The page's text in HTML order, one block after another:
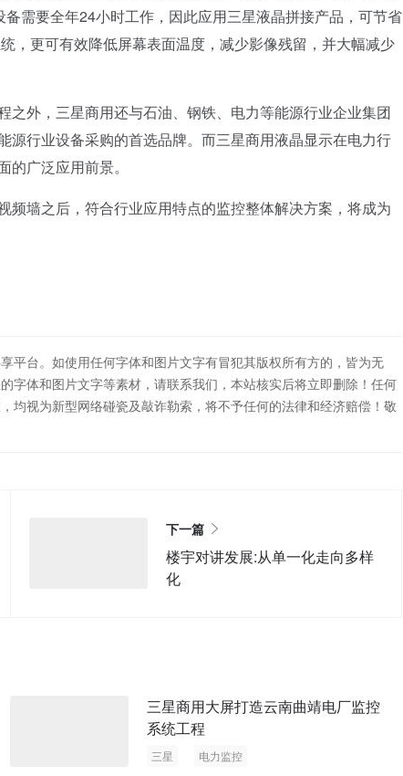
需要全年24小时工作，因此应用三星液晶拼接产品，可节省
，更可有效降低屏幕表面温度，减少影像残留，并大幅减少
外，三星商用还与石油、钢铁、电力等能源行业企业集团
行业设备采购的首选品牌。而三星商用液晶显示在电力行
广泛应用前景。
墙之后，符合行业应用特点的监控整体解决方案，将成为
平台。如使用任何字体和图片文字有冒犯其版权所有方的，皆为无
字体和图片文字等素材，请联系我们，本站核实后将立即删除！任何
均视为新型网络碰瓷及敲诈勒索，将不予任何的法律和经济赔偿！敬
下一篇
楼宇对讲发展:从单一化走向多样
化
三星商用大屏打造云南曲靖电厂监控
系统工程
三星 电力监控